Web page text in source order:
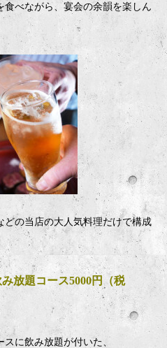
べながら、宴会の余韻を楽しん
どの当店の大人気料理だけで構成
放題コース5000円（税
に飲み放題が付いた、